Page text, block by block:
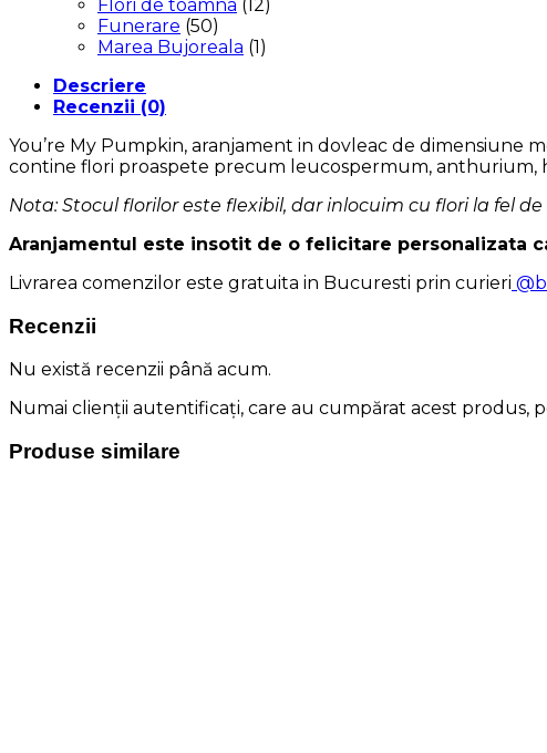
Flori de toamna (12)
Funerare (50)
Marea Bujoreala (1)
Descriere
Recenzii (0)
You’re My Pumpkin, aranjament in dovleac de dimensiune
contine flori proaspete precum leucospermum, anthurium,
Nota: Stocul florilor este flexibil, dar inlocuim cu flori la fel
Aranjamentul este insotit de o felicitare personalizata
Livrarea comenzilor este gratuita in Bucuresti prin curieri
Recenzii
Nu există recenzii până acum.
Numai clienții autentificați, care au cumpărat acest produs,
Produse similare